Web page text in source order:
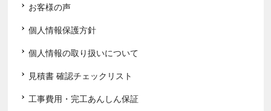
お客様の声
個人情報保護方針
個人情報の取り扱いについて
見積書 確認チェックリスト
工事費用・完工あんしん保証